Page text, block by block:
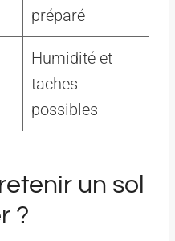
préparé
Humidité et
taches
possibles
un sol
?